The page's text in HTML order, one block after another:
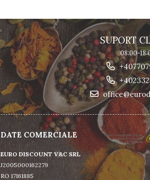
SUPORT
08:00-
DATE COMERCIALE
EURO DISCOUNT V&C SRL
J2005000162279
RO 17161885